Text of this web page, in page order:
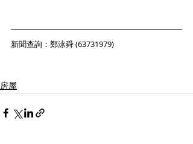
新聞查詢：鄭泳舜 (63731979)
房屋